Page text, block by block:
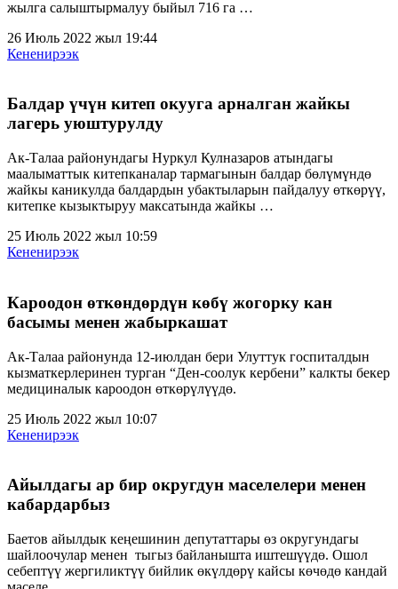
жылга салыштырмалуу быйыл 716 га …
26 Июль 2022 жыл 19:44
Кененирээк
Балдар үчүн китеп окууга арналган жайкы
лагерь уюштурулду
Ак-Талаа районундагы Нуркул Кулназаров атындагы
маалыматтык китепканалар тармагынын балдар бөлүмүндө
жайкы каникулда балдардын убактыларын пайдалуу өткөрүү,
китепке кызыктыруу максатында жайкы …
25 Июль 2022 жыл 10:59
Кененирээк
Кароодон өткөндөрдүн көбү жогорку кан
басымы менен жабыркашат
Ак-Талаа районунда 12-июлдан бери Улуттук госпиталдын
кызматкерлеринен турган “Ден-соолук кербени” калкты бекер
медициналык кароодон өткөрүлүүдө.
25 Июль 2022 жыл 10:07
Кененирээк
Айылдагы ар бир округдун маселелери менен
кабардарбыз
Баетов айылдык кеңешинин депутаттары өз округундагы
шайлоочулар менен тыгыз байланышта иштешүүдө. Ошол
себептүү жергиликтүү бийлик өкүлдөрү кайсы көчөдө кандай